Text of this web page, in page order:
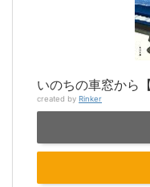
いのちの車窓から
created by Rinker